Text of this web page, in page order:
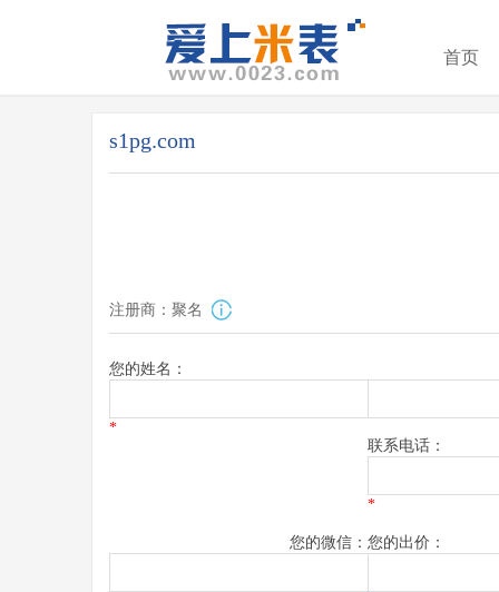
首页
s1pg.com
注册商：聚名
您的姓名：
*
联系电话：
*
您的微信： 您的出价：